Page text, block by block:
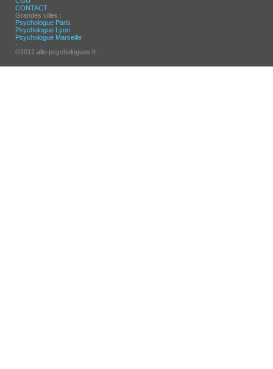
CONTACT
Grandes villes :
Psychologue Paris
Psychologue Lyon
Psychologue Marseille
-
©2012 allo-psychologues.fr